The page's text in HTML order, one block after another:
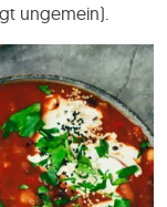
ungemein).